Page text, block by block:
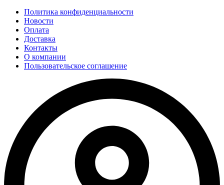
Политика конфиденциальности
Новости
Оплата
Доставка
Контакты
О компании
Пользовательское соглашение